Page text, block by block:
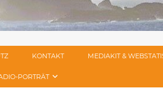
KONTAKT MEDIAKIT &
PORTRÄT